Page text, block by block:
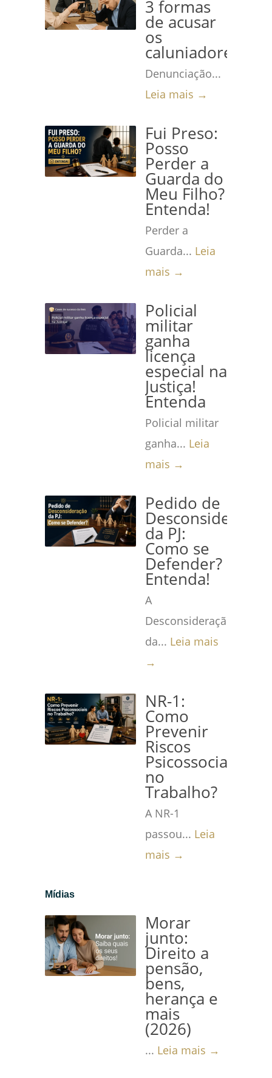
3 formas
de acusar
os
caluniadores
Denunciação...
Leia mais →
Fui Preso:
Posso
Perder a
Guarda do
Meu Filho?
Entenda!
Perder a
Guarda... Leia
mais →
Policial
militar
ganha
licença
especial na
Justiça!
Entenda
Policial militar
ganha... Leia
mais →
Pedido de
Desconsideração
da PJ:
Como se
Defender?
Entenda!
A
Desconsideração
da... Leia mais
→
NR-1:
Como
Prevenir
Riscos
Psicossociais
no
Trabalho?
A NR-1
passou... Leia
mais →
Mídias
Morar
junto:
Direito a
pensão,
bens,
herança e
mais
(2026)
... Leia mais →